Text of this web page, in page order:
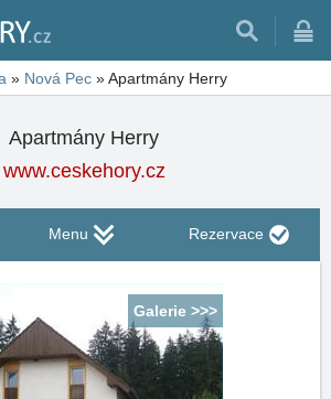
» Nová Pec »Apartmány Herry
Apartmány Herry
www.ceskehory.cz
Menu Rezervace
Galerie >>>